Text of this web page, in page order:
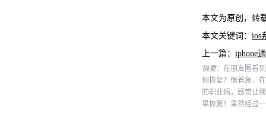
本文为原创，转
本文关键词： ios
上一篇： iphone
摘要： 在朋友圈看
何恢复？很着急，
的职业病，感觉让
果恢复！果然经过